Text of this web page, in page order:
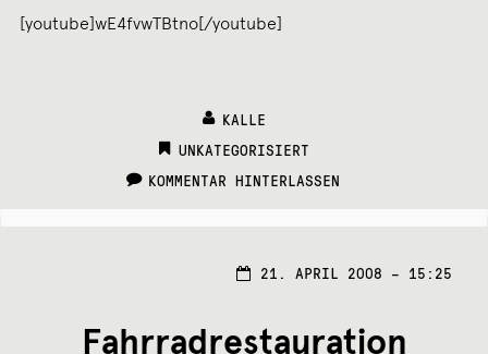
[youtube]wE4fvwTBtno[/youtube]
KALLE
CATEGORIES:
UNKATEGORISIERT
KOMMENTAR HINTERLASSEN
21. APRIL 2008 – 15:25
Fahrradrestauration